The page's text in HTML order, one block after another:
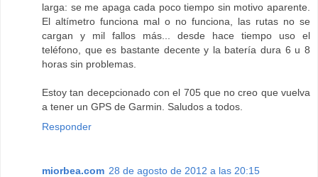
larga: se me apaga cada poco tiempo sin motivo aparente.
El altímetro funciona mal o no funciona, las rutas no se
cargan y mil fallos más... desde hace tiempo uso el
teléfono, que es bastante decente y la batería dura 6 u 8
horas sin problemas.
Estoy tan decepcionado con el 705 que no creo que vuelva
a tener un GPS de Garmin. Saludos a todos.
Responder
miorbea.com 28 de agosto de 2012 a las 20:15